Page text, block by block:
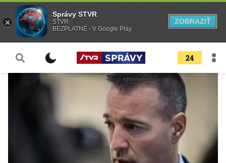
24
Správy STVR
STVR
BEZPLATNÉ - V Google Play
ZOBRAZIŤ